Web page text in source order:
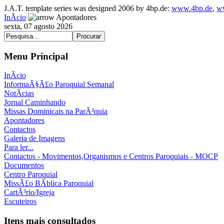
J.A.T. template series was designed 2006 by 4bp.de: www.4bp.de,
InÃ­cio
Apontadores
sexta, 07 agosto 2026
Menu Principal
InÃ­cio
InformaÃ§Ã£o Paroquial Semanal
NotÃ­cias
Jornal Caminhando
Missas Dominicais na ParÃ³quia
Apontadores
Contactos
Galeria de Imagens
Para ler...
Contactos - Movimentos,Organismos e Centros Paroquiais - MOCP
Documentos
Centro Paroquial
MissÃ£o BÃ­blica Paroquial
CartÃ³rio/Igreja
Escuteiros
Itens mais consultados